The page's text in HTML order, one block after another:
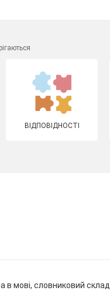
ВІДПОВІДНОСТІ
в мові, словниковий склад